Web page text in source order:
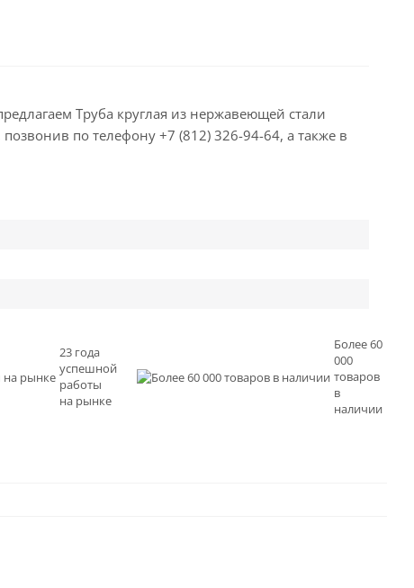
Труба круглая из нержавеющей стали
по телефону +7 (812) 326-94-64, а также в
23 года
успешной
работы
на рынке
Более 60
000
товаров
в
наличии